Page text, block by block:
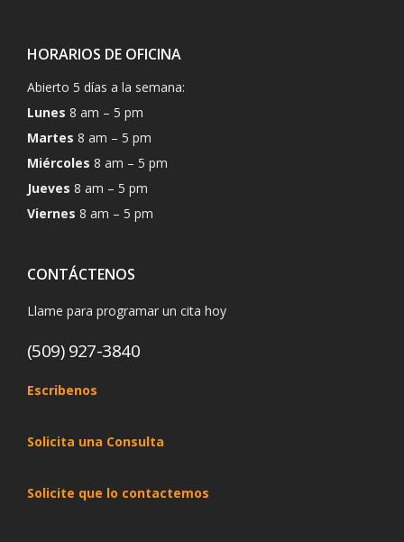
HORARIOS DE OFICINA
Abierto 5 días a la semana:
Lunes 8 am – 5 pm
Martes 8 am – 5 pm
Miércoles 8 am – 5 pm
Jueves 8 am – 5 pm
Viernes 8 am – 5 pm
CONTÁCTENOS
Llame para programar un cita hoy
(509) 927-3840
Escribenos
Solicita una Consulta
Solicite que lo contactemos